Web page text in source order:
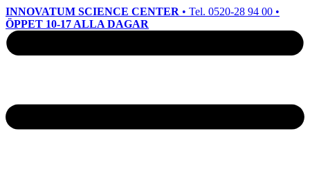
INNOVATUM SCIENCE CENTER • Tel. 0520-28 94 00 •
ÖPPET 10-17 ALLA DAGAR